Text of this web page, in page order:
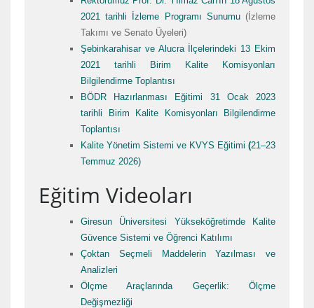
2021 tarihli İzleme Programı Sunumu(İzleme
Takımı ve Senato Üyeleri)
Şebinkarahisar ve Alucra İlçelerindeki 13 Ekim
2021 tarihli Birim Kalite Komisyonları
Bilgilendirme Toplantısı
BÖDR Hazırlanması Eğitimi 31 Ocak 2023
tarihli Birim Kalite Komisyonları Bilgilendirme
Toplantısı
Kalite Yönetim Sistemi ve KVYS Eğitimi (21–23
Temmuz 2026)
Eğitim Videoları
Giresun Üniversitesi Yükseköğretimde Kalite
Güvence Sistemi ve Öğrenci Katılımı
Çoktan Seçmeli Maddelerin Yazılması ve
Analizleri
Ölçme Araçlarında Geçerlik: Ölçme
Değişmezliği